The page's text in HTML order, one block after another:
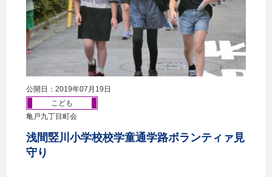
公開日：2019年07月19日
こども
亀戸九丁目町会
浅間竪川小学校校学童通学路ボランティァ見
守り